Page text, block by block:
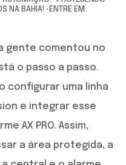
NA BAHIA! •ENTRE EM